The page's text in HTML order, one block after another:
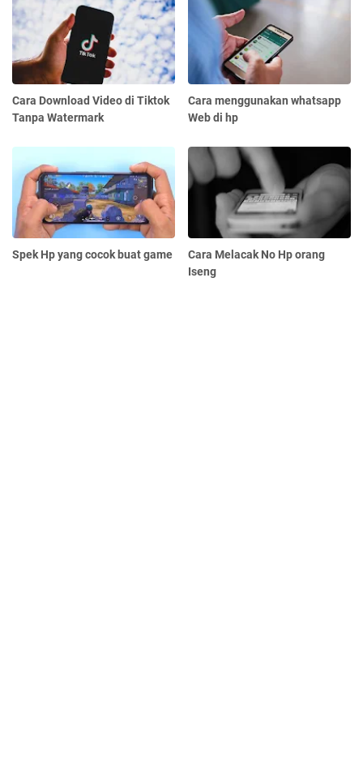
Cara Download Video di Tiktok
Tanpa Watermark
Cara menggunakan whatsapp
Web di hp
Spek Hp yang cocok buat game
Cara Melacak No Hp orang
Iseng